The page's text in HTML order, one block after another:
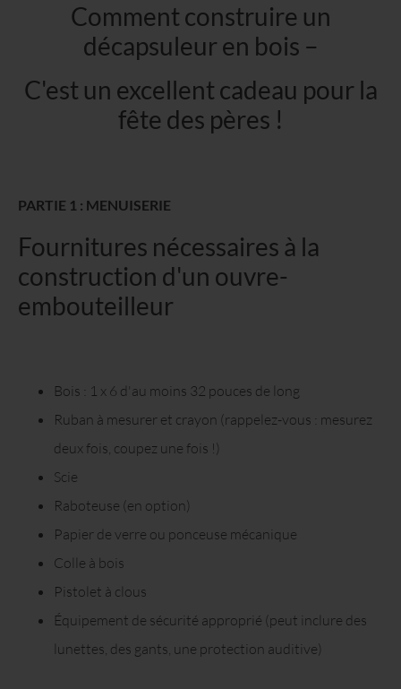
Comment construire un
décapsuleur en bois –
C'est un excellent cadeau pour la
fête des pères !
PARTIE 1 : MENUISERIE
Fournitures nécessaires à la
construction d'un ouvre-
embouteilleur
Bois : 1 x 6 d'au moins 32 pouces de long
Ruban à mesurer et crayon (rappelez-vous : mesurez
deux fois, coupez une fois !)
Scie
Raboteuse (en option)
Papier de verre ou ponceuse mécanique
Colle à bois
Pistolet à clous
Équipement de sécurité approprié (peut inclure des
lunettes, des gants, une protection auditive)